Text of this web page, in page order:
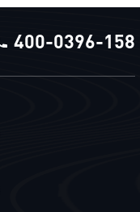
400-0396-158